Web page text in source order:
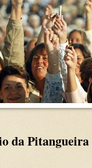
da Pitangueira